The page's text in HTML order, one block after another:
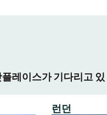
레이스가 기다리고 있
런던